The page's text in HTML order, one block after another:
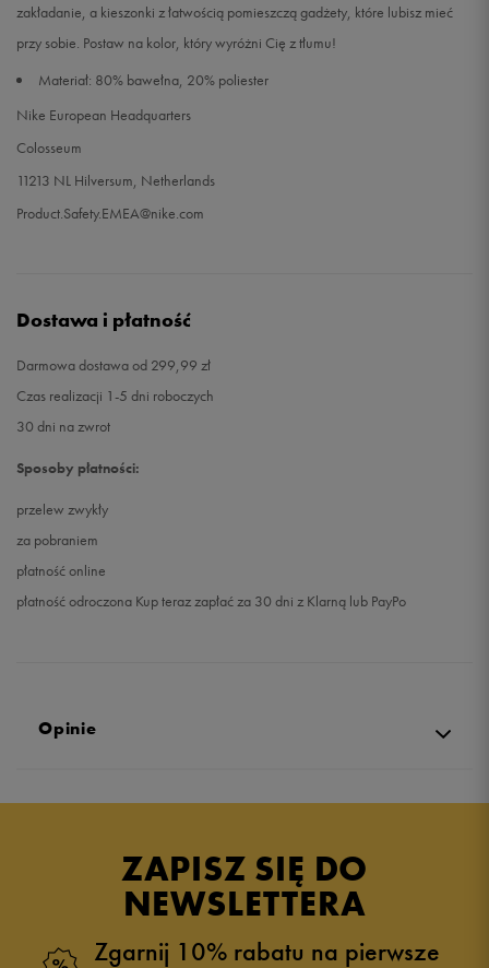
zakładanie, a kieszonki z łatwością pomieszczą gadżety, które lubisz mieć
przy sobie. Postaw na kolor, który wyróżni Cię z tłumu!
Materiał: 80% bawełna, 20% poliester
Nike European Headquarters
Colosseum
11213 NL Hilversum, Netherlands
Product.Safety.EMEA@nike.com
Dostawa i płatność
Darmowa dostawa od 299,99 zł
Czas realizacji 1-5 dni roboczych
30 dni na zwrot
Sposoby płatności:
przelew zwykły
za pobraniem
płatność online
płatność odroczona Kup teraz zapłać za 30 dni z Klarną lub PayPo
Opinie
ZAPISZ SIĘ DO
NEWSLETTERA
Zgarnij 10% rabatu na pierwsze